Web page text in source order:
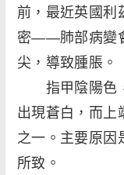
前，最近英國利
密――肺部病變
尖，導致腫脹。
指甲陰陽色
出現蒼白，而上
之一。主要原因
所致。